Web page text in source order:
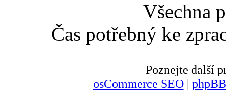
Všechna
Čas potřebný ke
Poznejte další
osCommerce SEO|